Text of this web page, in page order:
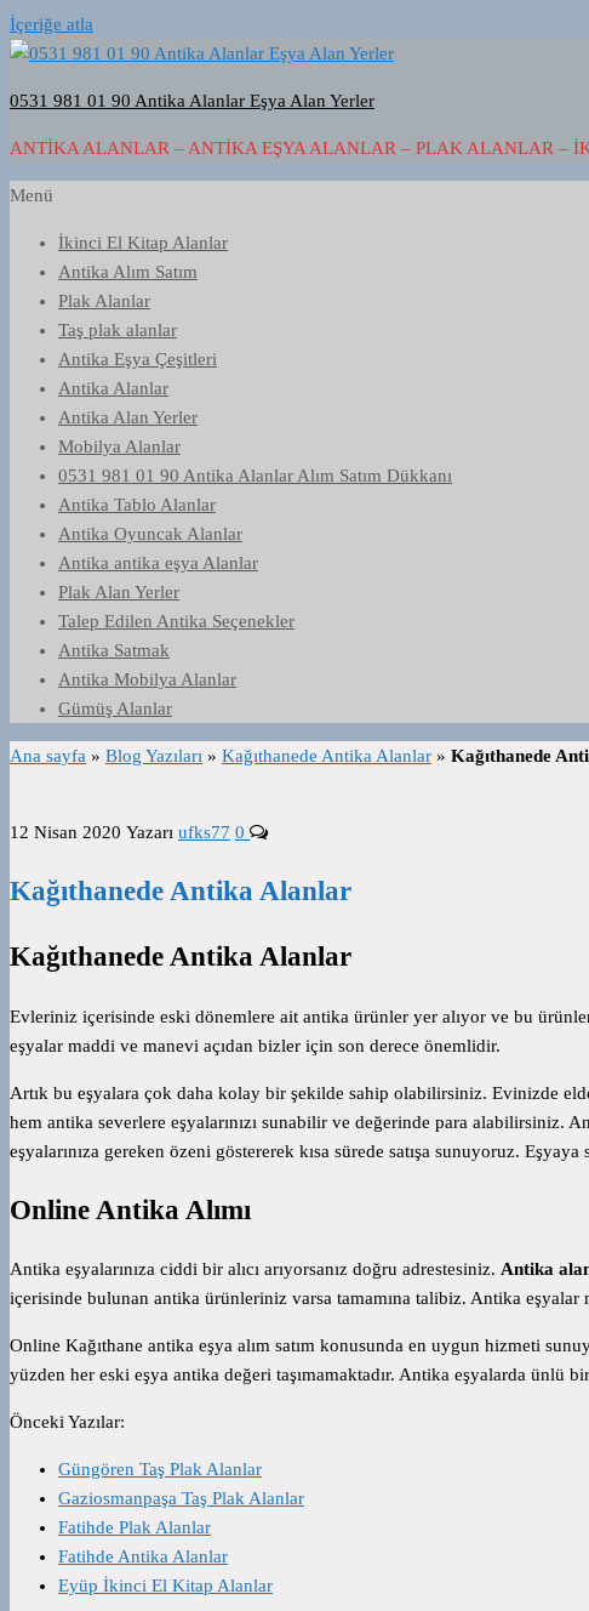
İçeriğe atla
0531 981 01 90 Antika Alanlar Eşya Alan Yerler
ANTIKA ALANLAR – ANTIKA EŞYA ALANLAR – PLAK ALANLAR –
Menü
İkinci El Kitap Alanlar
Antika Alım Satım
Plak Alanlar
Taş plak alanlar
Antika Eşya Çeşitleri
Antika Alanlar
Antika Alan Yerler
Mobilya Alanlar
0531 981 01 90 Antika Alanlar Alım Satım Dükkanı
Antika Tablo Alanlar
Antika Oyuncak Alanlar
Antika antika eşya Alanlar
Plak Alan Yerler
Talep Edilen Antika Seçenekler
Antika Satmak
Antika Mobilya Alanlar
Gümüş Alanlar
Ana sayfa » Blog Yazıları » Kağıthanede Antika Alanlar » Kağıthanede
12 Nisan 2020 Yazarı ufks77 0
Kağıthanede Antika Alanlar
Kağıthanede Antika Alanlar
Evleriniz içerisinde eski dönemlere ait antika ürünler yer alıyor ve bu
eşyalar maddi ve manevi açıdan bizler için son derece önemlidir.
Artık bu eşyalara çok daha kolay bir şekilde sahip olabilirsiniz. Evinizde
hem antika severlere eşyalarınızı sunabilir ve değerinde para
eşyalarınıza gereken özeni göstererek kısa sürede satışa sunuyoruz.
Online Antika Alımı
Antika eşyalarınıza ciddi bir alıcı arıyorsanız doğru adrestesiniz. Antika
içerisinde bulunan antika ürünleriniz varsa tamamına talibiz. Antika
Online Kağıthane antika eşya alım satım konusunda en uygun hizmeti
yüzden her eski eşya antika değeri taşımamaktadır. Antika eşyalarda
Önceki Yazılar:
Güngören Taş Plak Alanlar
Gaziosmanpaşa Taş Plak Alanlar
Fatihde Plak Alanlar
Fatihde Antika Alanlar
Eyüp İkinci El Kitap Alanlar